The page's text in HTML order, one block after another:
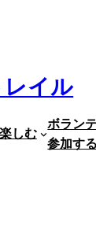
レイル
しむ
ボラン
参加する